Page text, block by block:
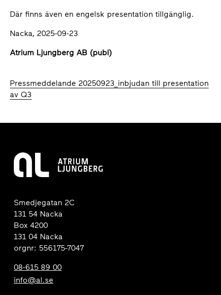
Där finns även en engelsk presentation tillgänglig.
Nacka, 2025-09-23
Atrium Ljungberg AB (publ)
Pressmeddelande 20250923_inbjudan till presentation
av Q3
Smedjegatan 2C
131 54 Nacka
Box 4200
131 04 Nacka
orgnr: 556175-7047
08-615 89 00
info@al.se